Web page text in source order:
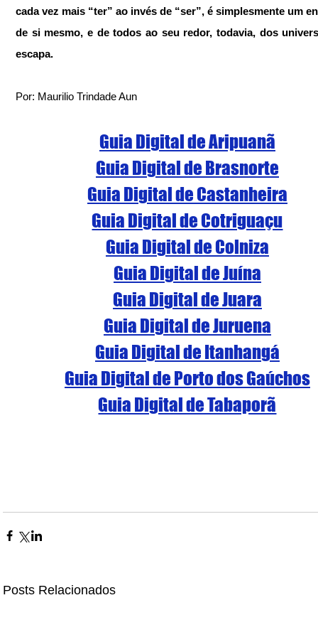
cada vez mais “ter” ao invés de “ser”, é simplesmente um
de si mesmo, e de todos ao seu redor, todavia, dos
escapa.
Por: Maurilio Trindade Aun
Guia Digital de Aripuanã
Guia Digital de Brasnorte
Guia Digital de Castanheira
Guia Digital de Cotriguaçu
Guia Digital de Colniza
Guia Digital de Juína
Guia Digital de Juara
Guia Digital de Juruena
Guia Digital de Itanhangá
Guia Digital de Porto dos Gaúchos
Guia Digital de Tabaporã
Posts Relacionados